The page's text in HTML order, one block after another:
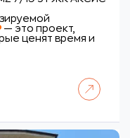
— это проект,
ценят время и